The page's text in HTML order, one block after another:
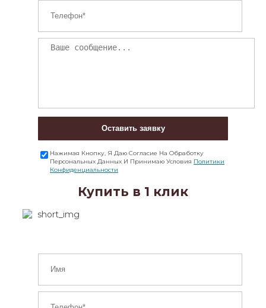
Оставить заявку
Нажимая Кнопку, Я Даю Согласие На Обработку
Персональных Данных И Принимаю Условия Политики
Конфиденциальности
Купить в 1 клик